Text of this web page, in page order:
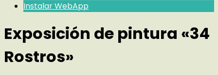
Instalar WebApp
Exposición de pintura «34
Rostros»